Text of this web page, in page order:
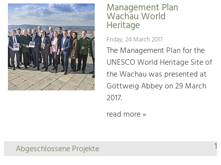
Management Plan
Wachau World
Heritage
Friday, 24 March 2017
The Management Plan for the
UNESCO World Heritage Site of
the Wachau was presented at
Göttweig Abbey on 29 March
2017.
read more »
1
Abgeschlossene Projekte